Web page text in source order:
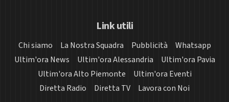
Link utili
Chi siamo La Nostra Squadra Pubblicità
Whatsapp
Ultim'ora News
Ultim'ora Alessandria
Ultim'ora Pavia
Ultim'ora Alto Piemonte
Ultim'ora Eventi
Diretta Radio
Diretta TV Lavora con Noi